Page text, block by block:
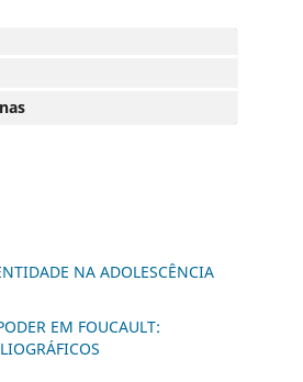
NA ADOLESCÊNCIA
EM FOUCAULT: